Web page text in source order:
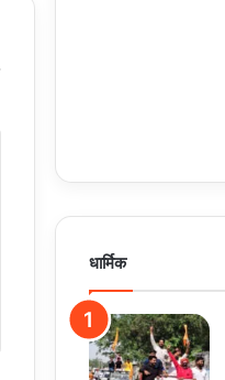
धार्मिक